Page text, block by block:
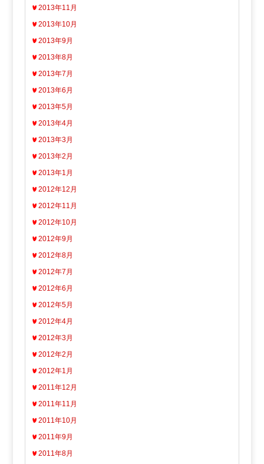
2013年11月
2013年10月
2013年9月
2013年8月
2013年7月
2013年6月
2013年5月
2013年4月
2013年3月
2013年2月
2013年1月
2012年12月
2012年11月
2012年10月
2012年9月
2012年8月
2012年7月
2012年6月
2012年5月
2012年4月
2012年3月
2012年2月
2012年1月
2011年12月
2011年11月
2011年10月
2011年9月
2011年8月